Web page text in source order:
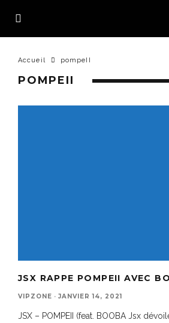
Accueil pompeII
POMPEII
JSX RAPPE POMPEII AVEC
VIPZONE · JANVIER 14, 2021
JSX – POMPEII (feat. BOOBA Jsx